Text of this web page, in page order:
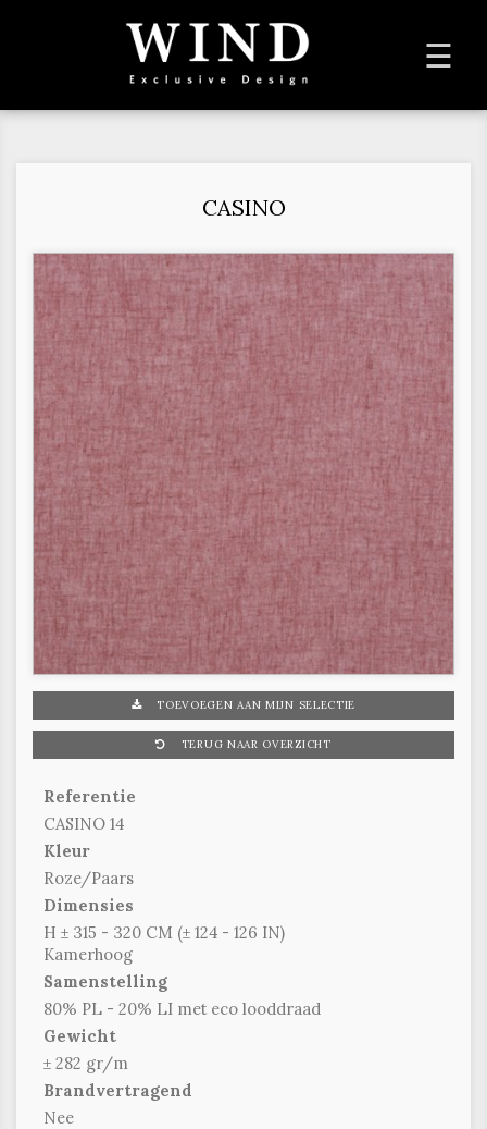
☰
CASINO
TOEVOEGEN AAN MIJN SELECTIE
TERUG NAAR OVERZICHT
Referentie
CASINO 14
Kleur
Roze/Paars
Dimensies
H ± 315 - 320 CM (± 124 - 126 IN)
Kamerhoog
Samenstelling
80% PL - 20% LI met eco looddraad
Gewicht
± 282 gr/m
Brandvertragend
Nee